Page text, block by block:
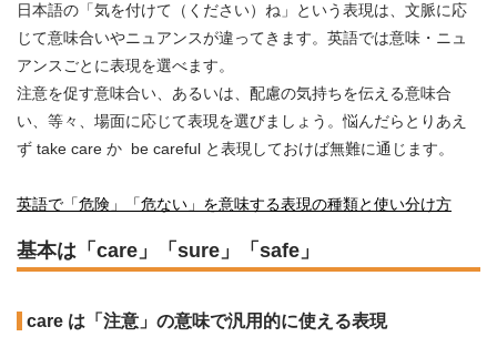
日本語の「気を付けて（ください）ね」という表現は、文脈に応
じて意味合いやニュアンスが違ってきます。英語では意味・ニュ
アンスごとに表現を選べます。
注意を促す意味合い、あるいは、配慮の気持ちを伝える意味合
い、等々、場面に応じて表現を選びましょう。悩んだらとりあえ
ず take care か be careful と表現しておけば無難に通じます。
英語で「危険」「危ない」を意味する表現の種類と使い分け方
基本は「care」「sure」「safe」
care は「注意」の意味で汎用的に使える表現